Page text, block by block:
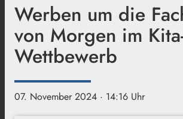
Werben um die
von Morgen im
Wettbewerb
07. November 2024 · 14:16 Uhr